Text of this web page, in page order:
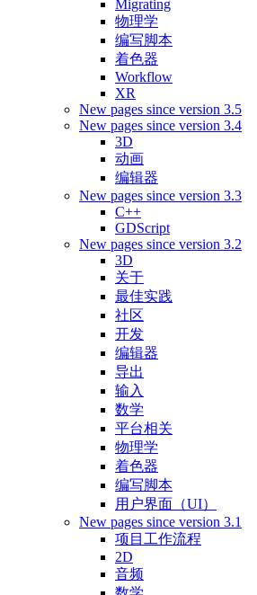
Migrating
物理学
编写脚本
着色器
Workflow
XR
New pages since version 3.5
New pages since version 3.4
3D
动画
编辑器
New pages since version 3.3
C++
GDScript
New pages since version 3.2
3D
关于
最佳实践
社区
开发
编辑器
导出
输入
数学
平台相关
物理学
着色器
编写脚本
用户界面（UI）
New pages since version 3.1
项目工作流程
2D
音频